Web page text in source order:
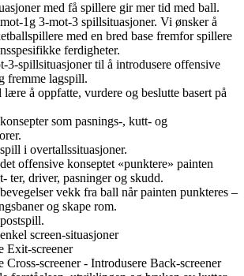
med få spillere gir mer tid med ball.
1g 3-mot-3 spillsituasjoner. Vi ønsker å
med en bred base fremfor spillere
ferdigheter.
3-spillsituasjoner til å introdusere offensive
fremme lagspill.
lære å oppfatte, vurdere og beslutte basert på
som pasnings-, kutt- og
i overtallssituasjoner.
offensive konseptet «punktere» painten
ter, driver, pasninger og skudd.
vekk fra ball når painten punkteres –
og skape rom.
screen-situasjoner
Exit-screener
Cross-screener - Introdusere Back-screener